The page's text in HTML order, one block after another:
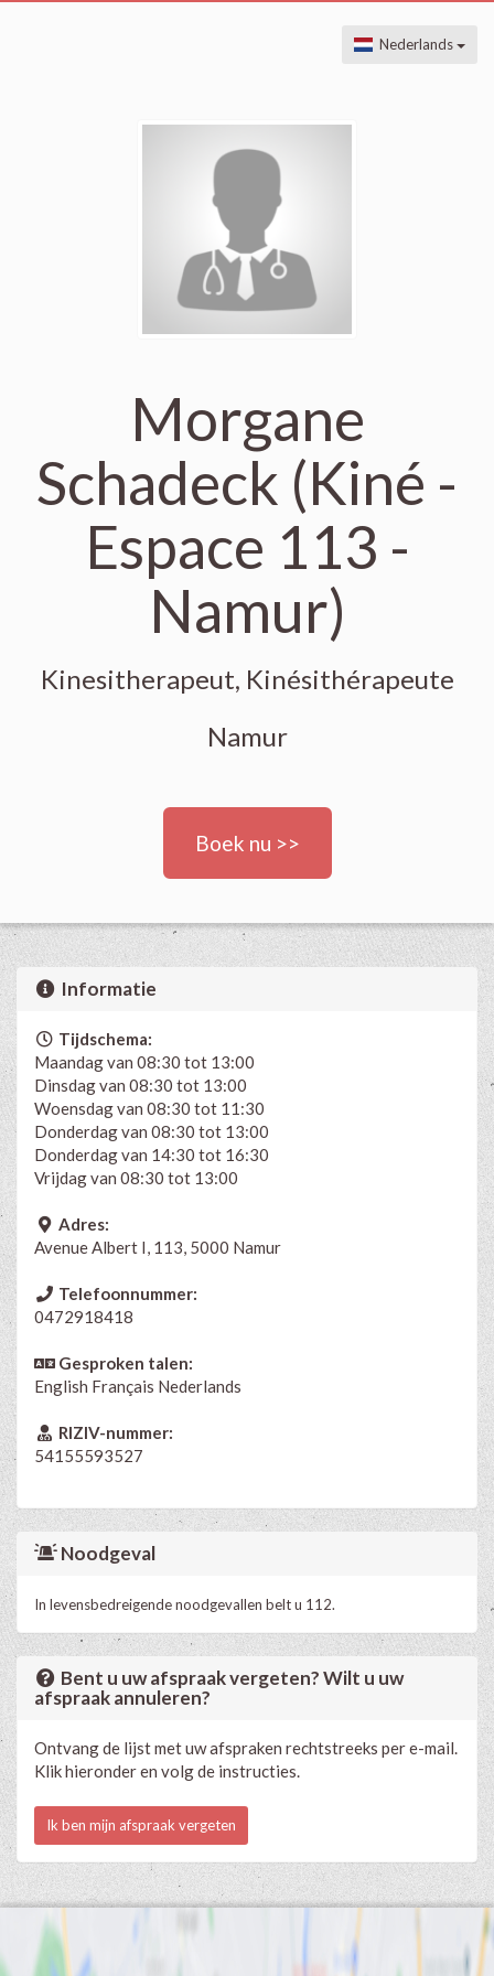
Nederlands
Morgane
Schadeck (Kiné -
Espace 113 -
Namur)
Kinesitherapeut, Kinésithérapeute
Namur
Boek nu >>
Informatie
Tijdschema:
Maandag van 08:30 tot 13:00
Dinsdag van 08:30 tot 13:00
Woensdag van 08:30 tot 11:30
Donderdag van 08:30 tot 13:00
Donderdag van 14:30 tot 16:30
Vrijdag van 08:30 tot 13:00
Adres:
Avenue Albert I, 113, 5000 Namur
Telefoonnummer:
0472918418
Gesproken talen:
English Français Nederlands
RIZIV-nummer:
54155593527
Noodgeval
In levensbedreigende noodgevallen belt u 112.
Bent u uw afspraak vergeten? Wilt u uw
afspraak annuleren?
Ontvang de lijst met uw afspraken rechtstreeks per e-mail.
Klik hieronder en volg de instructies.
Ik ben mijn afspraak vergeten